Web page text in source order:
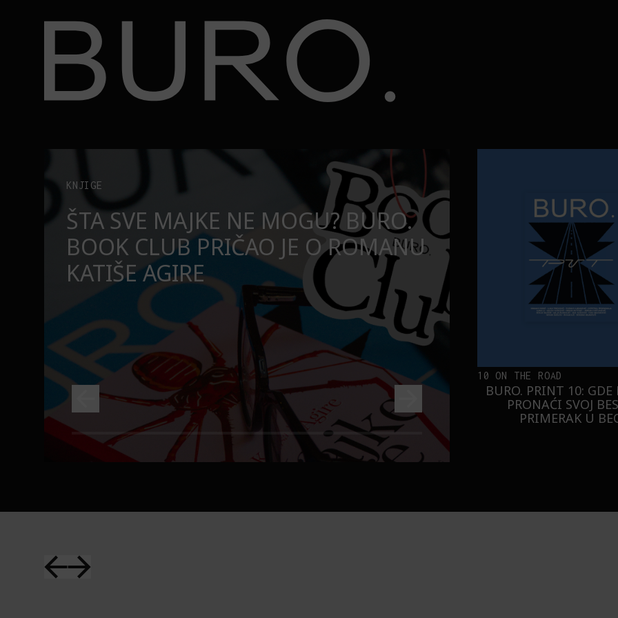
BURO.
LIFE
ZAŠTO PROFESORI TREBA DA
GLEDAJU OVU AMERIČKU SERIJU?
Zašto profesori treba da gledaju ovu američku seriju?
NAJČISTIJA
KOJA
10 ON THE ROAD
BURO. PRINT 10: GDE
PRONAĆI SVOJ
PRIMERAK U